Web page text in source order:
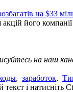
на $33
акцій його
на наш
, заработок,
і